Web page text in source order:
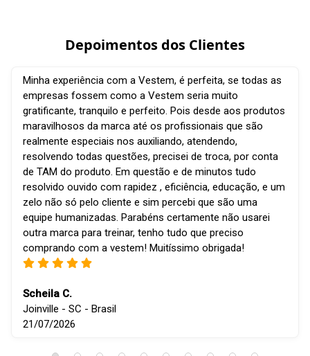
Depoimentos dos Clientes
Minha experiência com a Vestem, é perfeita, se todas as
empresas fossem como a Vestem seria muito
gratificante, tranquilo e perfeito. Pois desde aos produtos
maravilhosos da marca até os profissionais que são
realmente especiais nos auxiliando, atendendo,
resolvendo todas questões, precisei de troca, por conta
de TAM do produto. Em questão e de minutos tudo
resolvido ouvido com rapidez , eficiência, educação, e um
zelo não só pelo cliente e sim percebi que são uma
equipe humanizadas. Parabéns certamente não usarei
outra marca para treinar, tenho tudo que preciso
comprando com a vestem! Muitíssimo obrigada!
Scheila C.
Joinville - SC - Brasil
21/07/2026